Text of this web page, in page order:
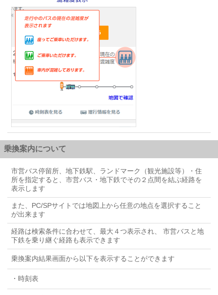
乗換案内について
市営バス停留所、地下鉄駅、ランドマーク（観光施設等）・住
所を指定すると、市営バス・地下鉄でその２点間を結ぶ経路を
表示します
また、PC/SPサイトでは地図上から任意の地点を選択すること
が出来ます
経路は検索条件に合わせて、最大４つ表示され、 市営バスと地
下鉄を乗り継ぐ経路も表示できます
乗換案内結果画面から以下を表示することができます
・時刻表